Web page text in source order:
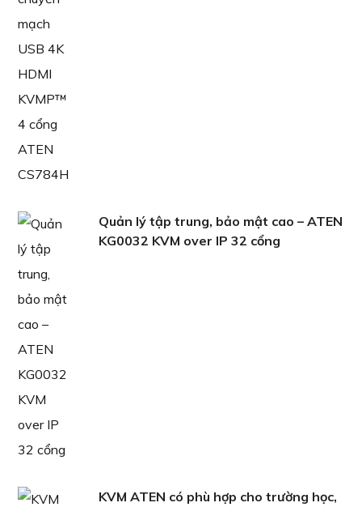
Quản lý tập trung, bảo mật cao – ATEN
KG0032 KVM over IP 32 cổng
KVM ATEN có phù hợp cho trường học,